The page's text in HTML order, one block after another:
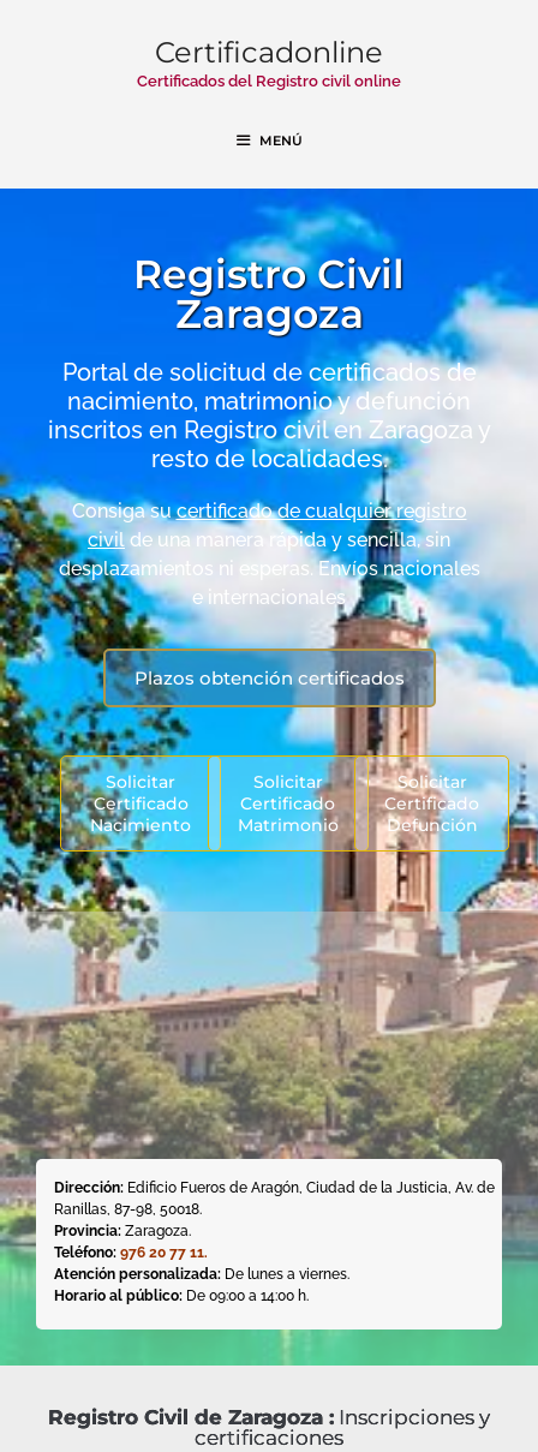
Certificadonline
Certificados del Registro civil online
MENÚ
Registro Civil
Zaragoza
Portal de solicitud de certificados de
nacimiento, matrimonio y defunción
inscritos en Registro civil en Zaragoza y
resto de localidades.
Consiga sucertificado de cualquier registro
civil de una manera rápida y sencilla, sin
desplazamientos ni esperas. Envíos nacionales
e internacionales
Plazos obtención certificados
Solicitar
Certificado
Nacimiento
Solicitar
Certificado
Matrimonio
Solicitar
Certificado
Defunción
Dirección: Edificio Fueros de Aragón, Ciudad de la Justicia, Av. de
Ranillas, 87-98, 50018.
Provincia: Zaragoza.
Teléfono: 976 20 77 11.
Atención personalizada: De lunes a viernes.
Horario al público: De 09:00 a 14:00 h.
Registro Civil de Zaragoza : Inscripciones y
certificaciones